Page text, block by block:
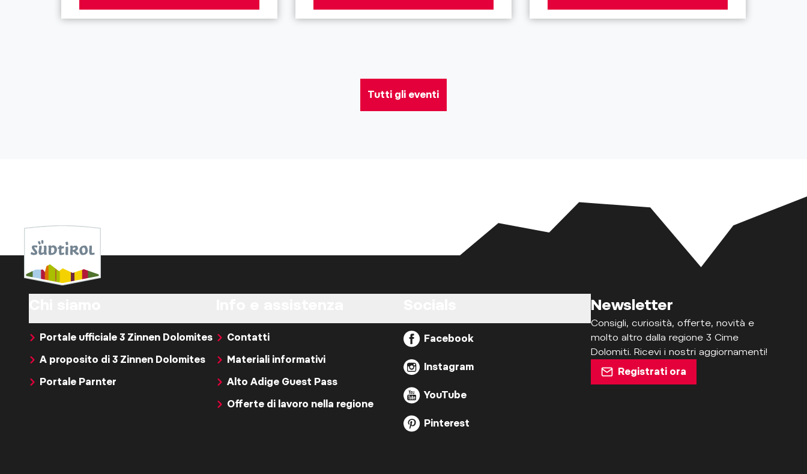
Tutti gli eventi
Portale ufficiale 3 Zinnen Dolomites
A proposito di 3 Zinnen Dolomites
Portale Parnter
Contatti
Materiali informativi
Alto Adige Guest Pass
Offerte di lavoro nella regione
Facebook
Instagram
YouTube
Pinterest
Newsletter
Consigli, curiosità, offerte, novità e
molto altro dalla regione 3 Cime
Dolomiti. Ricevi i nostri aggiornamenti!
Registrati ora